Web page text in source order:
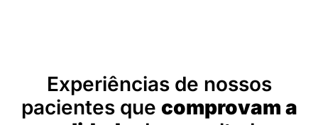
Experiências de nossos
pacientes que comprovam a